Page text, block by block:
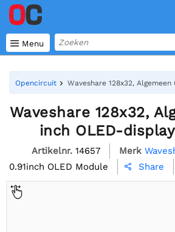
 Menu
Opencircuit Waveshare 128x32,
Waveshare 128x32,
inch OLED-
Artikelnr. 14657 Merk
0.91inch OLED Module
 Share